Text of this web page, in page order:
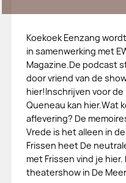
Koekoek Eenzang
in samenwerking met
Magazine.De podcast
door vriend van de
hier!Inschrijven voor
Queneau kan hier.Wat
aflevering? De
Vrede is het alleen in
Frissen heet De
met Frissen vind je
theatershow in De